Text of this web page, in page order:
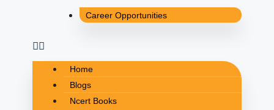
Career Opportunities
Home
Blogs
Ncert Books